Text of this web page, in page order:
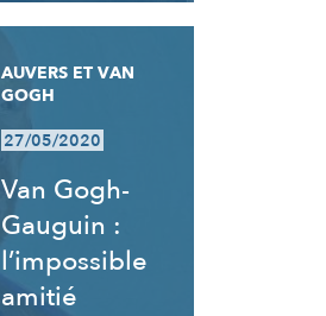
AUVERS ET VAN
GOGH
27/05/2020
Van Gogh-
Gauguin :
l’impossible
amitié